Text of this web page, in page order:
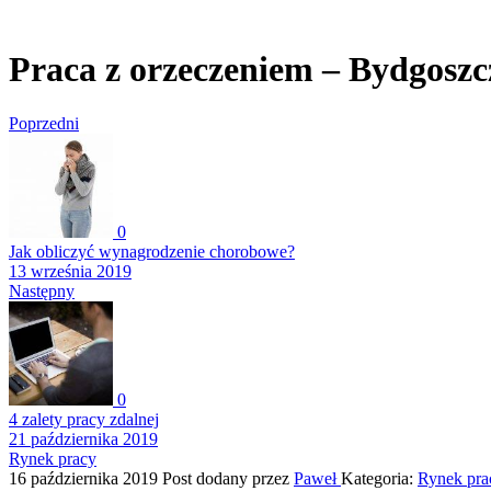
Praca z orzeczeniem –
Poprzedni
0
Jak obliczyć wynagrodzenie chorobowe?
13 września 2019
Następny
0
4 zalety pracy zdalnej
21 października 2019
Rynek pracy
16 października 2019 Post dodany przez PawełKategoria: Rynek